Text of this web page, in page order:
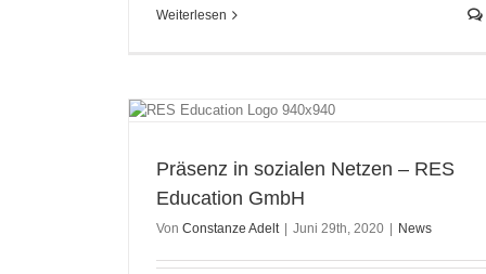
Weiterlesen
Präsenz in sozialen Netzen – RES
Education GmbH
Von Constanze Adelt | Juni 29th, 2020 | News